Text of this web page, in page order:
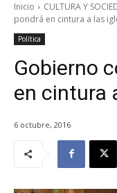
Inicio CULTURA Y
pondrá en cintura a las
Política
Gobierno
en cintura
6 octubre, 2016